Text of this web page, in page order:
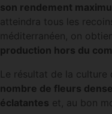
son rendement
atteindra tous les
méditerranéen, on
production hors du
Le résultat de la
nombre de fleurs
éclatantes et, au bon